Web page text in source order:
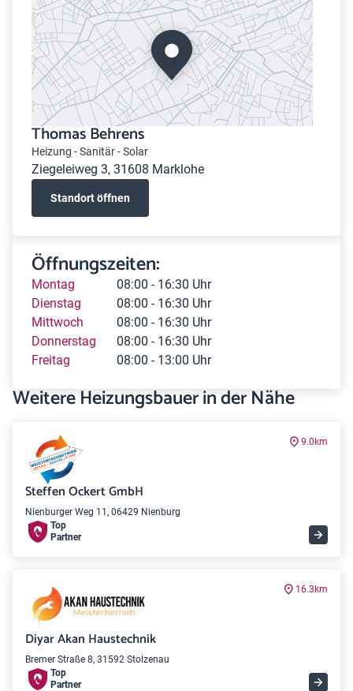
Thomas Behrens
Heizung - Sanitär - Solar
Ziegeleiweg 3, 31608 Marklohe
Standort öffnen
Öffnungszeiten:
Montag
08:00 - 16:30 Uhr
Dienstag
08:00 - 16:30 Uhr
Mittwoch
08:00 - 16:30 Uhr
Donnerstag
08:00 - 16:30 Uhr
Freitag
08:00 - 13:00 Uhr
Weitere Heizungsbauer in der Nähe
9.0km
Steffen Ockert GmbH
Nienburger Weg 11, 06429 Nienburg
Top
Partner
16.3km
Diyar Akan Haustechnik
Bremer Straße 8, 31592 Stolzenau
Top
Partner